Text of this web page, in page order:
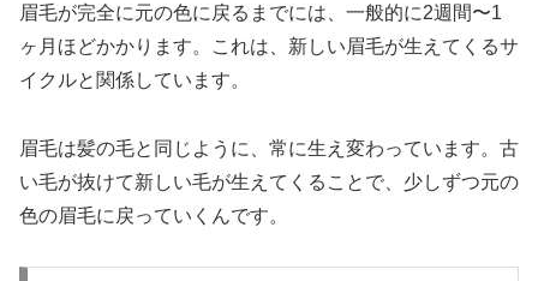
眉毛が完全に元の色に戻るまでには、一般的に2週間〜1
ヶ月ほどかかります。これは、新しい眉毛が生えてくるサ
イクルと関係しています。
眉毛は髪の毛と同じように、常に生え変わっています。古
い毛が抜けて新しい毛が生えてくることで、少しずつ元の
色の眉毛に戻っていくんです。